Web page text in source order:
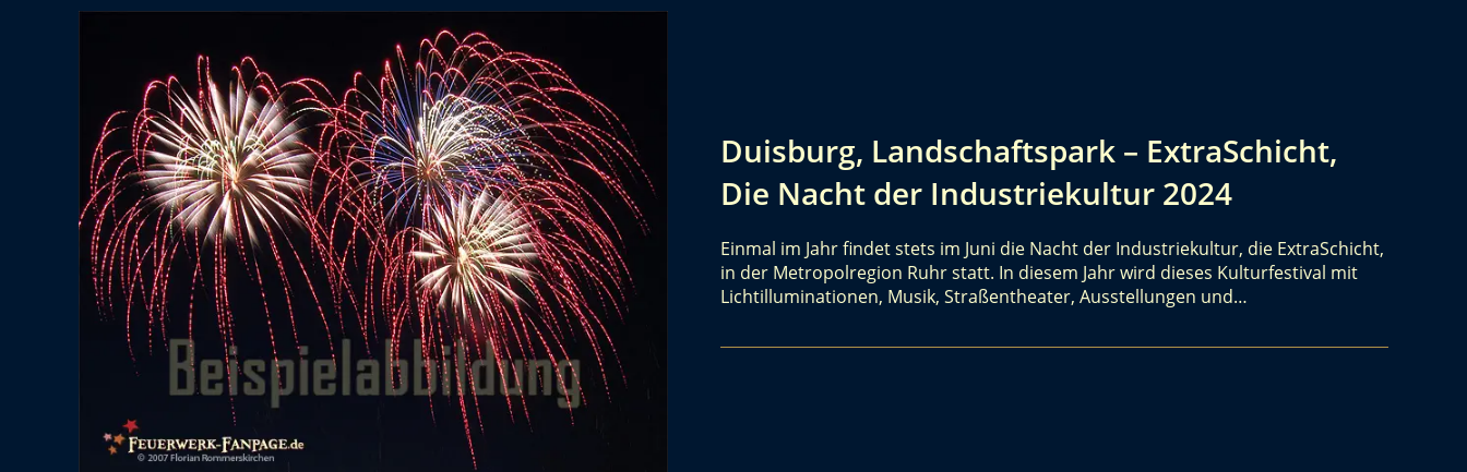
Duisburg, Landschaftspark – ExtraSchicht,
Die Nacht der Industriekultur 2024
Einmal im Jahr findet stets im Juni die Nacht der Industriekultur, die ExtraSchicht,
in der Metropolregion Ruhr statt. In diesem Jahr wird dieses Kulturfestival mit
Lichtilluminationen, Musik, Straßentheater, Ausstellungen und…